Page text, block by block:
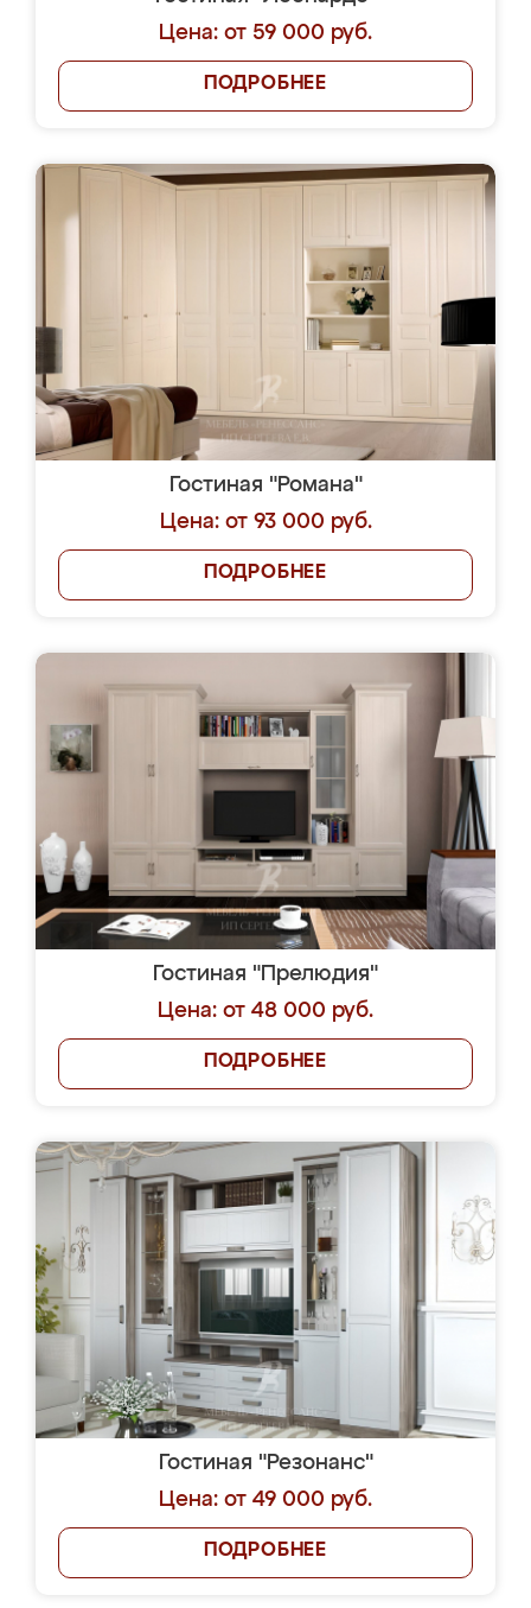
Цена: от 59 000 руб.
ПОДРОБНЕЕ
Гостиная "Романа"
Цена: от 93 000 руб.
ПОДРОБНЕЕ
Гостиная "Прелюдия"
Цена: от 48 000 руб.
ПОДРОБНЕЕ
Гостиная "Резонанс"
Цена: от 49 000 руб.
ПОДРОБНЕЕ